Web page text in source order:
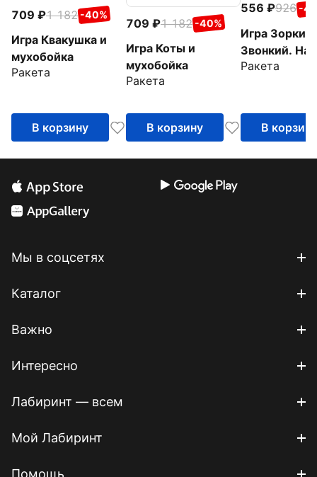
709 1 182 -40%
Игра Квакушка и
мухобойка
Ракета
В корзину
709 1 182 -40%
Игра Коты и
мухобойка
Ракета
В корзину
556 926 -
Игра Зоркий
Звонкий. На
опушке
Ракета
В корзину
Мы в соцсетях
Каталог
Важно
Интересно
Лабиринт — всем
Мой Лабиринт